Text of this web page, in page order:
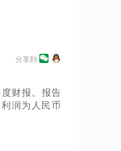
分享到
财报。报告
润为人民币